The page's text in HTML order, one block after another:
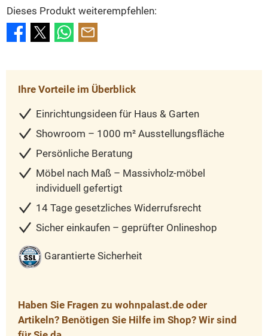
Dieses Produkt weiterempfehlen:
Ihre Vorteile im Überblick
Einrichtungsideen für Haus & Garten
Showroom – 1000 m² Ausstellungsfläche
Persönliche Beratung
Möbel nach Maß – Massivholz-möbel
individuell gefertigt
14 Tage gesetzliches Widerrufsrecht
Sicher einkaufen – geprüfter Onlineshop
Garantierte Sicherheit
Haben Sie Fragen zu wohnpalast.de oder
Artikeln? Benötigen Sie Hilfe im Shop? Wir sind